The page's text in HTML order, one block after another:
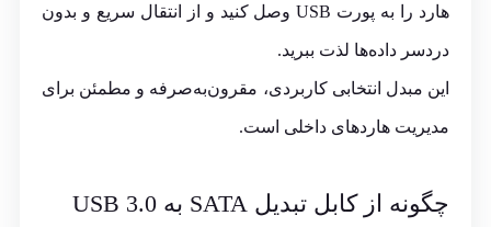
هارد را به پورت USB وصل کنید و از انتقال سریع و بدون
دردسر داده‌ها لذت ببرید.
این مبدل انتخابی کاربردی، مقرون‌به‌صرفه و مطمئن برای
مدیریت هاردهای داخلی است.
چگونه از کابل تبدیل SATA به USB 3.0